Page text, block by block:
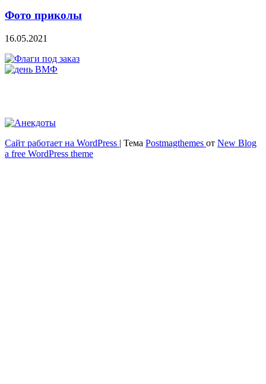
Фото приколы
16.05.2021
Весёлый и здоровый образ жизни
Сайт работает на WordPress | Тема Postmagthemes от New Blog
a free WordPress theme